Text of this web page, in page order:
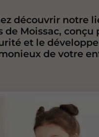
découvrir notre
de Moissac, conçu
et le
de votre